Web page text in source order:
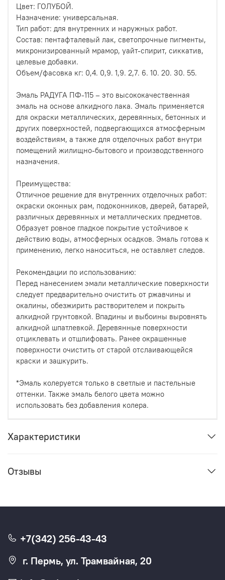
Цвет: ГОЛУБОЙ.
Назначение: универсальная.
Тип работ: для внутренних и наружных работ.
Состав: пентафталевый лак, светопрочные пигменты,
микронизированный мрамор, уайт-спирит, сиккатив,
целевые добавки.
Объем/фасовка кг: 0,4. 0,9. 1,9. 2,7. 6. 10. 20. 30. 55.
Эмаль РАДУГА ПФ-115 – это высококачественная
эмаль на основе алкидного лака. Эмаль применяется
для окраски металлических, деревянных, бетонных и
других поверхностей, подвергающихся атмосферным
воздействиям, а также для отделочных работ внутри
помещений жилищно-бытового и производственного
назначения.
Преимущества:
Отличное решение для внутренних отделочных работ:
окраски оконных рам, подоконников, дверей, батарей,
различных деревянных и металлических предметов.
Образует ровное гладкое покрытие устойчивое к
действию воды, атмосферных осадков. Эмаль готова к
применению, легко наноситься, не оставляет следов.
Рекомендации по использованию:
Перед нанесением эмали металлические поверхности
следует предварительно очистить от ржавчины и
окалины, обезжирить растворителем и покрыть
алкидной грунтовкой. Впадины и выбоины выровнять
алкидной шпатлевкой. Деревянные поверхности
отциклевать и отшлифовать. Ранее окрашенные
поверхности очистить от старой отслаивающейся
краски и зашкурить.
*Эмаль колеруется только в светлые и пастельные
оттенки. Также эмаль белого цвета можно
использовать без добавления колера.
Характеристики
Отзывы
+7(342) 256-43-43
г. Пермь, ул. Трамвайная, 20